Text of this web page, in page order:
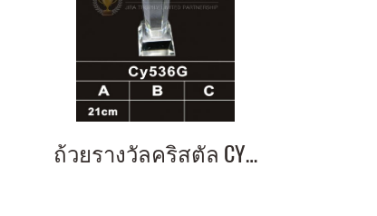
ถ้วยรางวัลคริสตัล CY536G